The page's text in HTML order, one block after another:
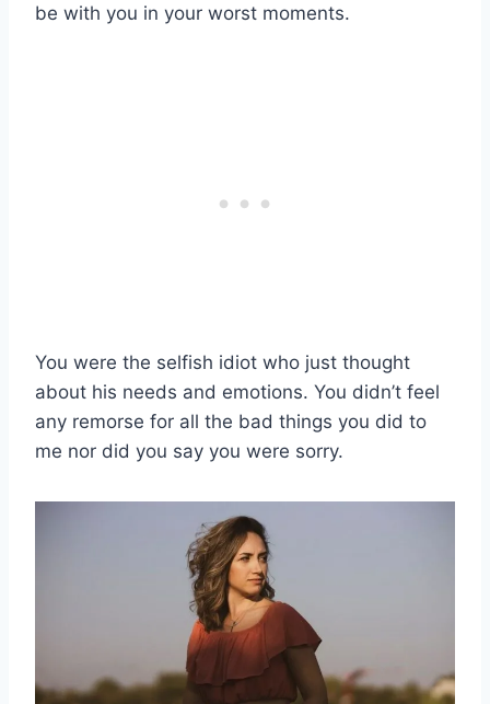
be with you in your worst moments.
You were the selfish idiot who just thought
about his needs and emotions. You didn’t feel
any remorse for all the bad things you did to
me nor did you say you were sorry.